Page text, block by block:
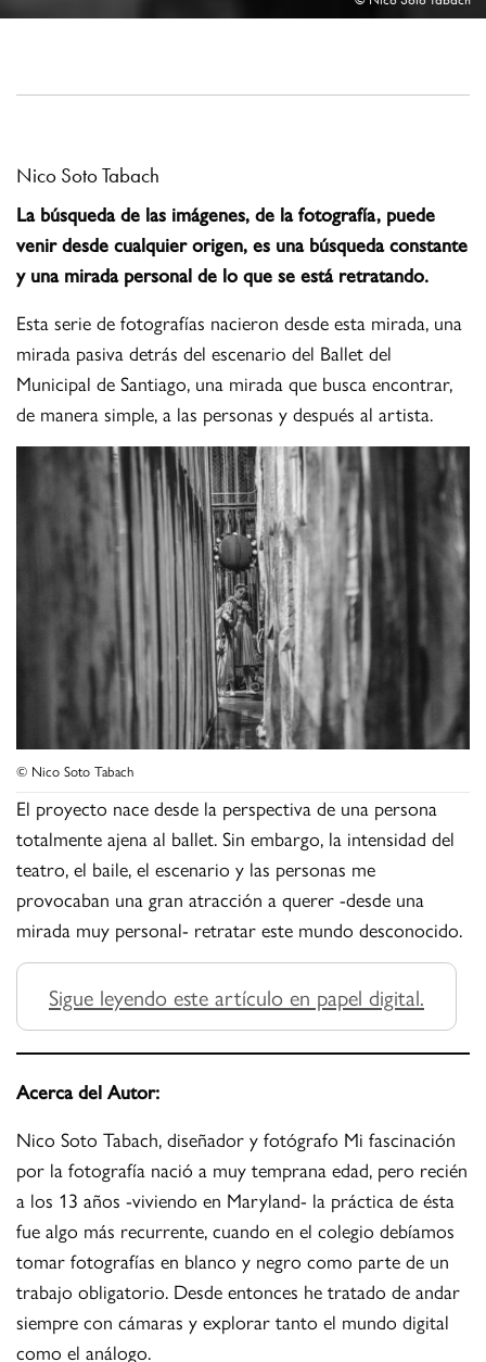
Nico Soto Tabach
La búsqueda de las imágenes, de la fotografía, puede
venir desde cualquier origen, es una búsqueda constante
y una mirada personal de lo que se está retratando.
Esta serie de fotografías nacieron desde esta mirada, una
mirada pasiva detrás del escenario del Ballet del
Municipal de Santiago, una mirada que busca encontrar,
de manera simple, a las personas y después al artista.
© Nico Soto Tabach
El proyecto nace desde la perspectiva de una persona
totalmente ajena al ballet. Sin embargo, la intensidad del
teatro, el baile, el escenario y las personas me
provocaban una gran atracción a querer -desde una
mirada muy personal- retratar este mundo desconocido.
Sigue leyendo este artículo en papel digital.
Acerca del Autor:
Nico Soto Tabach, diseñador y fotógrafo Mi fascinación
por la fotografía nació a muy temprana edad, pero recién
a los 13 años -viviendo en Maryland- la práctica de ésta
fue algo más recurrente, cuando en el colegio debíamos
tomar fotografías en blanco y negro como parte de un
trabajo obligatorio. Desde entonces he tratado de andar
siempre con cámaras y explorar tanto el mundo digital
como el análogo.